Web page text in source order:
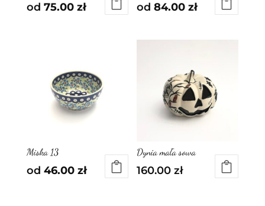
od 75.00 zł od84.00zł
Miska 13
od 46.00 zł
Dynia mała sowa
160.00zł